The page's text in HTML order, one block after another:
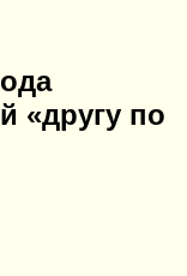
«другу по